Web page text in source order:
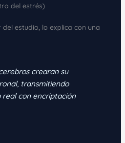
del estrés)
del estudio, lo explica con una
crearan su
transmitiendo
real con encriptación